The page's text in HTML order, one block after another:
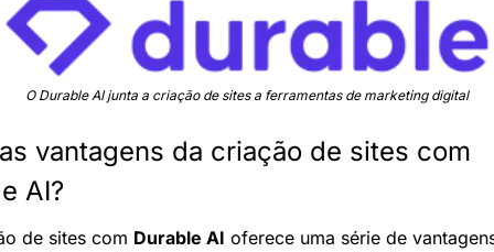
O Durable AI junta a criação de sites a ferramentas de marketing digital
vantagens da criação de sites com
AI?
de sites com Durable AI oferece uma série de